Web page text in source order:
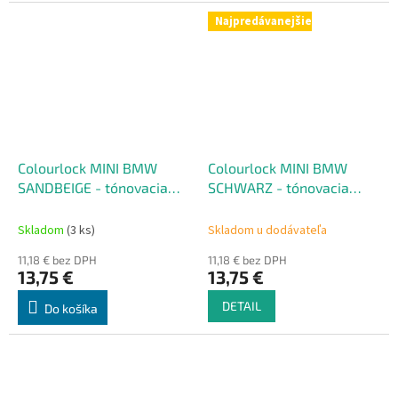
Colourlock MINI BMW
SANDBEIGE - tónovacia
50 ml
Skladom (3 ks)
11,18 € bez DPH
13,75 €
Do košíka
Najpredávanejšie
Colourlock MINI BMW
SCHWARZ - tónovacia
50 ml
Skladom u dodávateľa
11,18 € bez DPH
13,75 €
DETAIL